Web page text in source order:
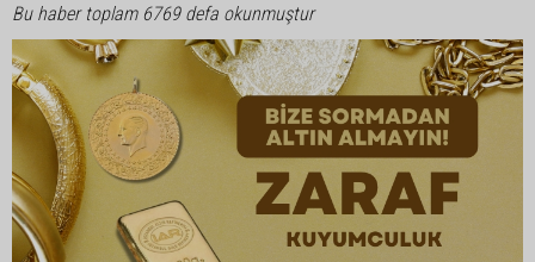
Bu haber toplam 6769 defa okunmuştur